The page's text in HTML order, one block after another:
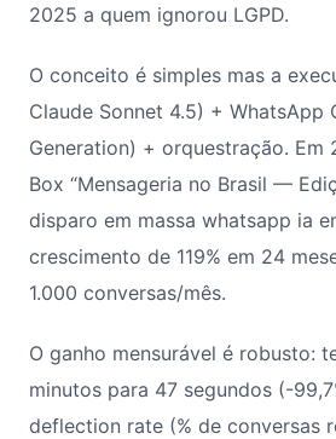
2025 a quem ignorou LGPD.
O conceito é simples mas a
Claude Sonnet 4.5) + WhatsApp
Generation) + orquestração. Em
Box “Mensageria no Brasil —
disparo em massa whatsapp ia
crescimento de 119% em 24
1.000 conversas/mês.
O ganho mensurável é robusto:
minutos para 47 segundos (-
deflection rate (% de conversas